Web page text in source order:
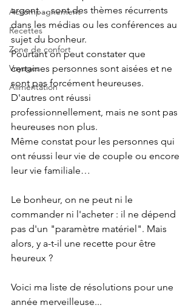
Accompagnement
Recettes
Zone de confort
Voyages
Alimentation
argent… sont des thèmes récurrents
dans les médias ou les conférences au
sujet du bonheur.
Pourtant on peut constater que
certaines personnes sont aisées et ne
sont pas forcément heureuses.
D'autres ont réussi
professionnellement, mais ne sont pas
heureuses non plus.
Même constat pour les personnes qui
ont réussi leur vie de couple ou encore
leur vie familiale…
Le bonheur, on ne peut ni le
commander ni l'acheter : il ne dépend
pas d'un "paramètre matériel". Mais
alors, y a-t-il une recette pour être
heureux ?
Voici ma liste de résolutions pour une
année merveilleuse...